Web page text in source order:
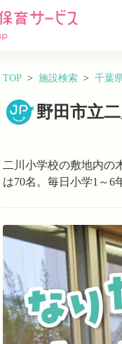
TOP 施設検索 千葉
野田市立
二川小学校の敷地内の
は70名。毎日小学1～6